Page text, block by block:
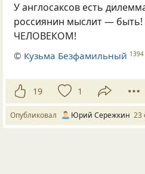
У англосаксов есть
россиянин мыслит —
ЧЕЛОВЕКОМ!
© Кузьма Безфамильный 1394
19 1
Опубликовал Юрий Сережкин 23